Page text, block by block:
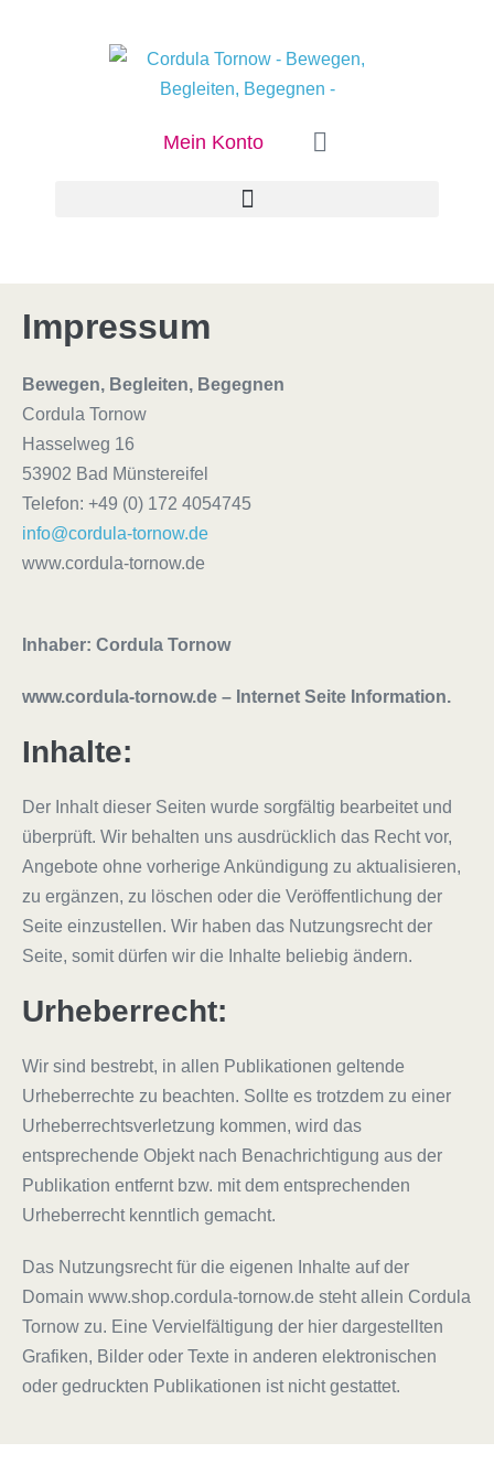
Mein Konto
Impressum
Bewegen, Begleiten, Begegnen
Cordula Tornow
Hasselweg 16
53902 Bad Münstereifel
Telefon: +49 (0) 172 4054745
info@cordula-tornow.de
www.cordula-tornow.de
Inhaber: Cordula Tornow
www.cordula-tornow.de – Internet Seite Information.
Inhalte:
Der Inhalt dieser Seiten wurde sorgfältig bearbeitet und
überprüft. Wir behalten uns ausdrücklich das Recht vor,
Angebote ohne vorherige Ankündigung zu aktualisieren,
zu ergänzen, zu löschen oder die Veröffentlichung der
Seite einzustellen. Wir haben das Nutzungsrecht der
Seite, somit dürfen wir die Inhalte beliebig ändern.
Urheberrecht:
Wir sind bestrebt, in allen Publikationen geltende
Urheberrechte zu beachten. Sollte es trotzdem zu einer
Urheberrechtsverletzung kommen, wird das
entsprechende Objekt nach Benachrichtigung aus der
Publikation entfernt bzw. mit dem entsprechenden
Urheberrecht kenntlich gemacht.
Das Nutzungsrecht für die eigenen Inhalte auf der
Domain www.shop.cordula-tornow.de steht allein Cordula
Tornow zu. Eine Vervielfältigung der hier dargestellten
Grafiken, Bilder oder Texte in anderen elektronischen
oder gedruckten Publikationen ist nicht gestattet.